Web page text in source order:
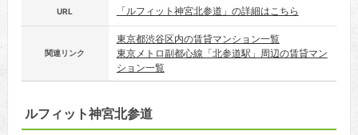
URL 「ルフィット神宮北参道」の詳細はこちら
関連リンク
東京都渋谷区内の賃貸マンション一覧
東京メトロ副都心線「北参道駅」周辺の賃貸マン
ション一覧
ルフィット神宮北参道